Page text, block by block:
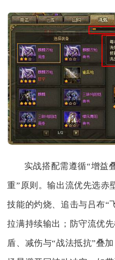
实战搭配需遵循“增益
重”原则。输出流优先选赤
技能的灼烧、追击与吕布“
拉满持续输出；防守流优
盾、减伤与“战法抵抗”叠